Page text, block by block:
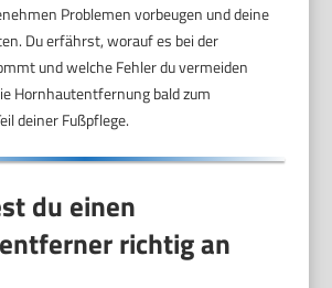
Problemen vorbeugen und deine
Du erfährst, worauf es bei der
und welche Fehler du vermeiden
Hornhautentfernung bald zum
deiner Fußpflege.
du einen
richtig an